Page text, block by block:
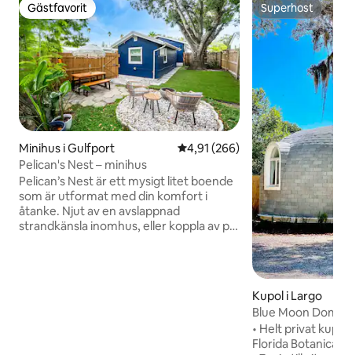
Gästfavorit
Gästfavorit
Minihus i Gulfport 4,91 av 5 i genomsnittligt
4,91 (266)
Pelican's Nest – minihus
Pelican’s Nest är ett mysigt litet boende
som är utformat med din komfort i
åtanke. Njut av en avslappnad
strandkänsla inomhus, eller koppla av på
Superhost
Superhost
Kupol i Largo
Blue Moon Dome
strandvistelse
• Helt privat
Florida Botanical